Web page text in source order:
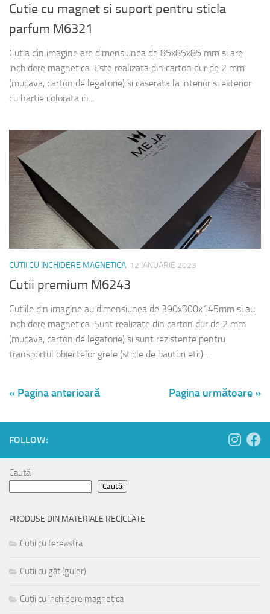
Cutie cu magnet si suport pentru sticla
parfum M6321
Cutia din imagine are dimensiunea de 85x85x85 mm si are
inchidere magnetica. Este realizata din carton dur de 2 mm
(mucava, carton de legatorie) si caserata la interior si exterior
cu hartie colorata in...
CUTII CU INCHIDERE MAGNETICA 12 IANUARIE 2023
Cutii premium M6243
Cutiile din imagine au dimensiunea de 390x300x145mm si au
inchidere magnetica. Sunt realizate din carton dur de 2 mm
(mucava, carton de legatorie) si sunt rezistente pentru
transportul obiectelor grele (sticle de bauturi etc)....
« Pagina anterioară Pagina următoare »
FOLLOW:
Caută
Caută
PRODUSE DIN MATERIALE RECICLATE
Cutii cu fereastra
Cutii cu gât (guler)
Cutii cu inchidere magnetica